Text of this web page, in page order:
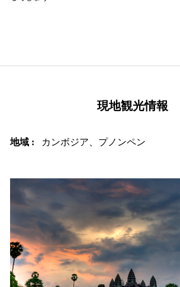
現地観光情報
地域 : カンボジア、プノンペン